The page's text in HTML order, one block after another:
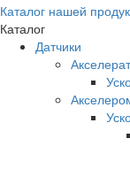
Каталог нашей
Каталог
Датчики